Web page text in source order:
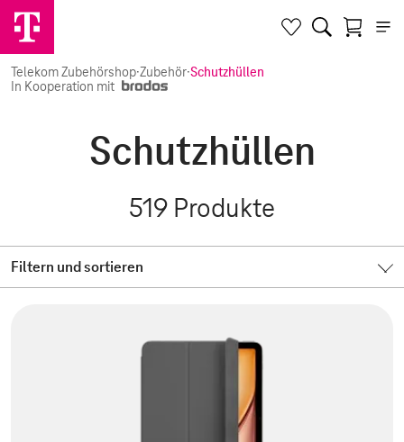
Telekom Zubehörshop·Zubehör·Schutzhüllen
In Kooperation mit
Schutzhüllen
519 Produkte
Filtern und sortieren